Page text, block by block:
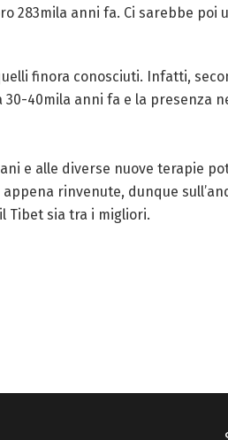
283mila anni fa. Ci sarebbe
finora conosciuti. Infatti,
40mila anni fa e la presenza
e alle diverse nuove terapie
rinvenute, dunque
il Tibet sia tra i migliori.